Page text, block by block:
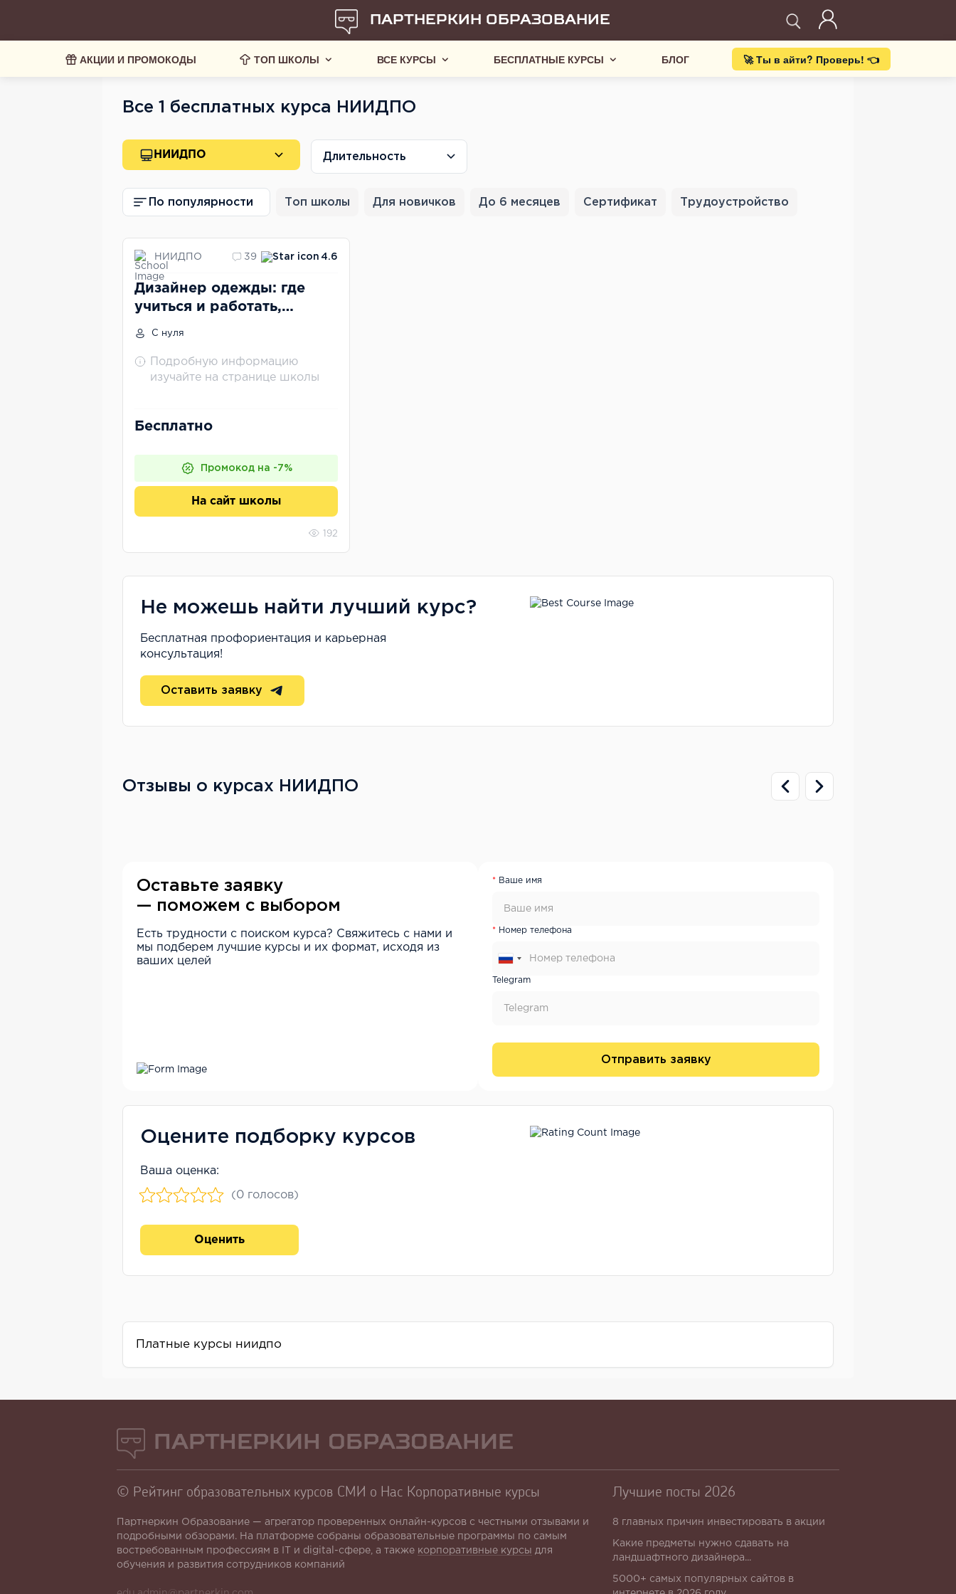
ПАРТНЕРКИН ОБРАЗОВАНИЕ
АКЦИИ И ПРОМОКОДЫ ТОП ШКОЛЫ ВСЕ КУРСЫ БЕСПЛАТНЫЕ КУРСЫ БЛОГ 🚀 Ты в айти? Проверь! 👈
Все 1 бесплатных курса НИИДПО
НИИДПО Длительность
По популярности Топ школы Для новичков До 6 месяцев Сертификат Трудоустройство
НИИДПО 39 4.6
Дизайнер одежды: где
учиться и работать,
С нуля
Подробную информацию
изучайте на странице школы
Бесплатно
Промокод на -7%
На сайт школы
192
Не можешь найти лучший курс?
Бесплатная профориентация и карьерная
консультация!
Оставить заявку
Отзывы о курсах НИИДПО
Оставьте заявку
— поможем с выбором
Есть трудности с поиском курса? Свяжитесь с нами и
мы подберем лучшие курсы и их формат, исходя из
ваших целей
Ваше имя
Номер телефона
Telegram
Отправить заявку
Оцените подборку курсов
Ваша оценка:
(0 голосов)
Оценить
Платные курсы ниидпо
Партнеркин Образование
© Рейтинг образовательных курсов СМИ о Нас Корпоративные курсы
Партнеркин Образование — агрегатор проверенных онлайн-курсов с честными отзывами и
подробными обзорами. На платформе собраны образовательные программы по самым
востребованным профессиям в IT и digital-сфере, а также корпоративные курсы для
обучения и развития сотрудников компаний
Лучшие посты 2026
8 главных причин инвестировать в акции
Какие предметы нужно сдавать на
ландшафтного дизайнера...
5000+ самых популярных сайтов в